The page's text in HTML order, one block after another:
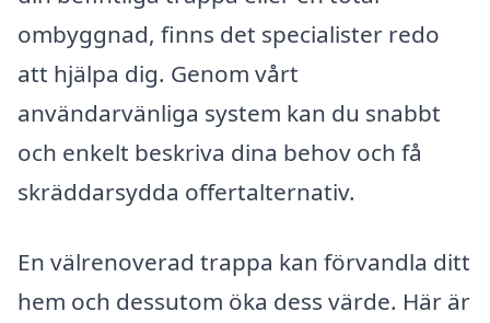
ombyggnad, finns det specialister redo
att hjälpa dig. Genom vårt
användarvänliga system kan du snabbt
och enkelt beskriva dina behov och få
skräddarsydda offertalternativ.
En välrenoverad trappa kan förvandla ditt
hem och dessutom öka dess värde. Här är